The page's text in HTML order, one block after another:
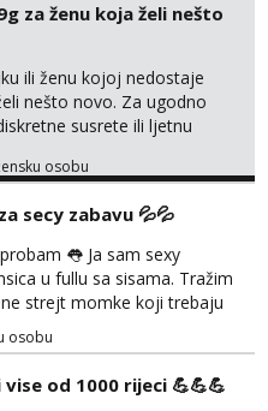
solventni i poslušni subovi
zapovijedima, sissy
(rublje, elegancija) i
treni...
za ženu koja želi nešto
ili ženu kojoj nedostaje
nešto novo. Za ugodno
susrete ili ljetnu
ili zauzeta, dobrodošla. Prvi
Sl. Brod moj prostor
Hrvatske mobilan !
samo žene...
osobu
secy zabavu 💦💦
👅 Ja sam sexy
u fullu sa sisama. Tražim
strejt momke koji trebaju
kite. Samo za dobre
do sebe. Imaj neku sliku.
bez slike - nema odgovora.
WhatsApp: 0998667649
osobu
od 1000 rijeci 💪💪💪